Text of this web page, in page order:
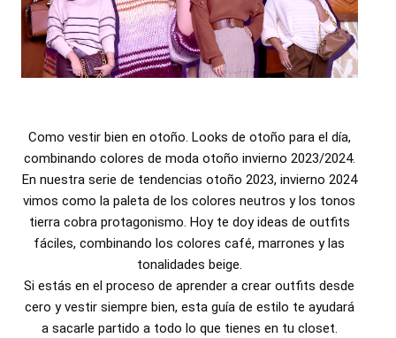
Como vestir bien en otoño. Looks de otoño para el día,
combinando colores de moda otoño invierno 2023/2024.
En nuestra serie de tendencias otoño 2023, invierno 2024
vimos como la paleta de los colores neutros y los tonos
tierra cobra protagonismo. Hoy te doy ideas de outfits
fáciles, combinando los colores café, marrones y las
tonalidades beige.
Si estás en el proceso de aprender a crear outfits desde
cero y vestir siempre bien, esta guía de estilo te ayudará
a sacarle partido a todo lo que tienes en tu closet.